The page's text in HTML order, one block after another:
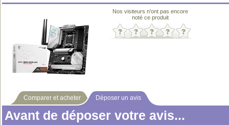
Nos visiteurs n'ont pas encore
noté ce produit
Comparer et acheter Déposer un avis
Avant de déposer votre avis...